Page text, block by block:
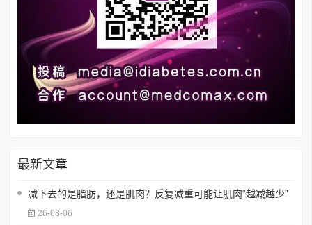
最新文章
减下去的是脂肪，还是肌肉？反复减重可能让肌肉“越减越少”
26-08-06